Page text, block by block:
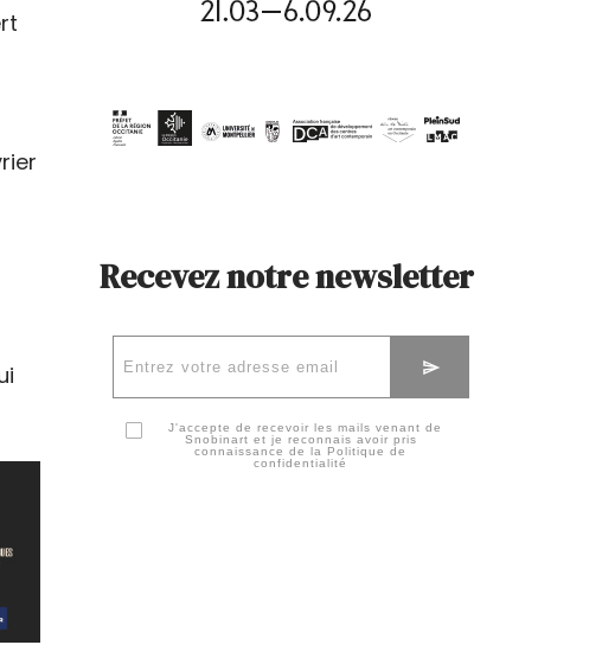
Recevez notre newsletter
J'accepte de recevoir les mails venant de
Snobinart et je reconnais avoir pris
connaissance de la Politique de
confidentialité